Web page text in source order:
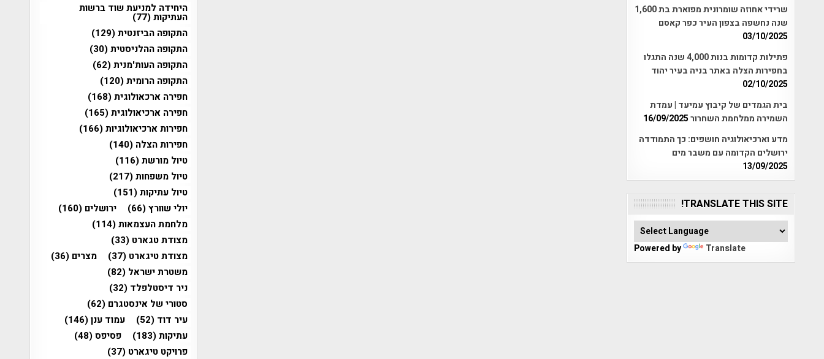
שרידי אחוזה שומרונית מפוארת בת 1,600
שנה נחשפה בצפון העיר כפר קאסם
03/10/2025
פתילות קדומות בנות 4,000 שנה התגלו
בחפירות הצלה באתר בניה בעיר יהוד
02/10/2025
בית הגמדים של קיבוץ עמיעד | עמדת
השמירה ממלחמת השחרור16/09/2025
מדע וארכיאולוגיה חושפים: כך התמודדה
ירושלים הקדומה עם משבר מים
13/09/2025
TRANSLATE THIS SITE!
Powered by Translate
היחידה למניעת שוד ברשות
העתיקות(77)
התקופה הביזנטית(129)
התקופה ההלניסטית(30)
התקופה העות'מנית(62)
התקופה הרומית(120)
חפירה ארכאולוגית(168)
חפירה ארכיאולוגית(165)
חפירות ארכיאולוגיות(166)
חפירות הצלה (140)
טיול מורשת(116)
טיול משפחות(217)
טיול עתיקות(151)
יולי שוורץ(66) ירושלים (160)
מלחמת העצמאות(114)
מצודת טגארט (33)
מצודת טיגארט (37) מצרים (36)
משטרת ישראל (82)
ניר דיסטלפלד (32)
סטורי של אינסטגרם (62)
עיר דוד (52) עמוד ענן(146)
עתיקות(183) פסיפס(48)
פרויקט טיגארט (37)